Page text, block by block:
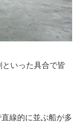
いった具合で皆
線的に並ぶ船が多